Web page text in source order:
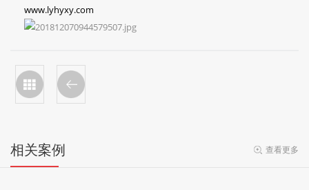
www.lyhyxy.com
相关案例 查看更多